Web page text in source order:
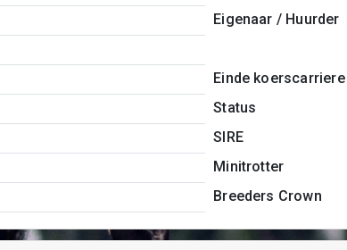
Eigenaar / Huurder
Einde koerscarriere
Status
SIRE
Minitrotter
Breeders Crown